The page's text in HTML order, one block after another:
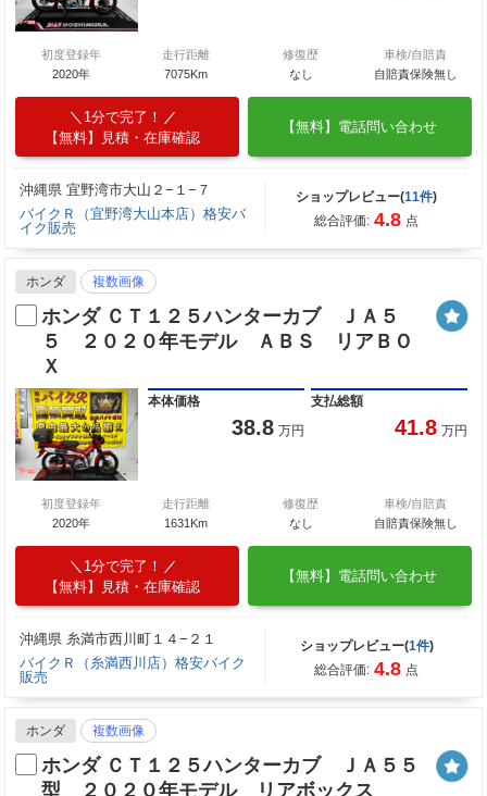
初度登録年
2020年
走行距離
7075Km
修復歴
なし
車検/自賠責
自賠責保険無し
1分で完了！
【無料】見積・在庫確認
【無料】電話問い合わせ
沖縄県 宜野湾市大山２−１−７
バイクＲ（宜野湾大山本店）格安バ
イク販売
ショップレビュー(11件)
総合評価: 4.8 点
ホンダ 複数画像
ホンダ ＣＴ１２５ハンターカブ ＪＡ５
５ ２０２０年モデル ＡＢＳ リアＢＯ
Ｘ
本体価格
38.8 万円
支払総額
41.8 万円
初度登録年
2020年
走行距離
1631Km
修復歴
なし
車検/自賠責
自賠責保険無し
1分で完了！
【無料】見積・在庫確認
【無料】電話問い合わせ
沖縄県 糸満市西川町１４−２１
バイクＲ（糸満西川店）格安バイク
販売
ショップレビュー(1件)
総合評価: 4.8 点
ホンダ 複数画像
ホンダ ＣＴ１２５ハンターカブ ＪＡ５５
型 ２０２０年モデル リアボックス